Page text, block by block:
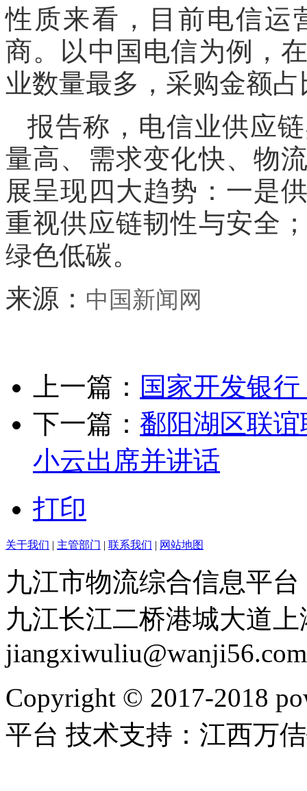
性质来看，目前电信运
商。以中国电信为例，
业数量最多，采购金额
报告称，电信业供应
量高、需求变化快、物
展呈现四大趋势：一是
重视供应链韧性与安全
绿色低碳。
来源： 中国新闻网
上一篇： 国家开发银
下一篇： 鄱阳湖区联
小云出席并讲话
打印
关于我们 | 主管部门 | 联系我们 | 网站地图
九江市物流综合信息平
九江长江二桥港城大道
jiangxiwuliu@wanji56.com
Copyright © 2017-2018
平台 技术支持：江西万